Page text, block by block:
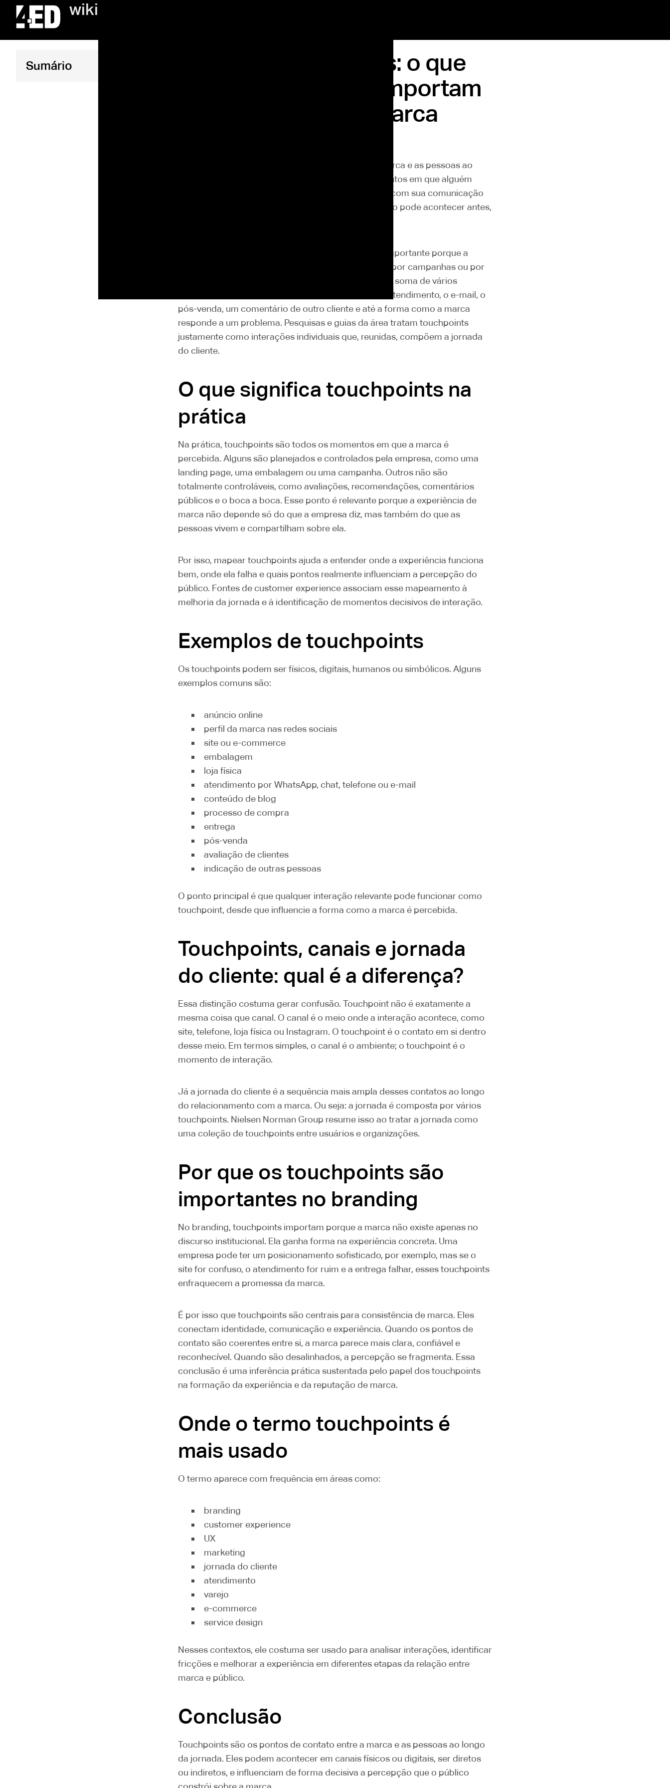
wiki
Sumário
O que é Touchpoints: o que
são e por que eles importam
na experiência de marca
Touchpoints são os pontos de contato entre uma marca e as pessoas ao
longo da jornada. Em outras palavras, são os momentos em que alguém
entra em contato com a empresa, com seu produto, com sua comunicação
ou com sua experiência de atendimento. Esse contato pode acontecer antes,
No branding e na experiência do cliente, o termo é importante porque a
percepção sobre uma marca não é formada apenas por campanhas ou por
um único momento de compra. Ela é construída pela soma de vários
contatos: um anúncio, o site, a embalagem, a loja, o atendimento, o e-mail, o
pós-venda, um comentário de outro cliente e até a forma como a marca
responde a um problema. Pesquisas e guias da área tratam touchpoints
justamente como interações individuais que, reunidas, compõem a jornada
do cliente.
O que significa touchpoints na
prática
Na prática, touchpoints são todos os momentos em que a marca é
percebida. Alguns são planejados e controlados pela empresa, como uma
landing page, uma embalagem ou uma campanha. Outros não são
totalmente controláveis, como avaliações, recomendações, comentários
públicos e o boca a boca. Esse ponto é relevante porque a experiência de
marca não depende só do que a empresa diz, mas também do que as
pessoas vivem e compartilham sobre ela.
Por isso, mapear touchpoints ajuda a entender onde a experiência funciona
bem, onde ela falha e quais pontos realmente influenciam a percepção do
público. Fontes de customer experience associam esse mapeamento à
melhoria da jornada e à identificação de momentos decisivos de interação.
Exemplos de touchpoints
Os touchpoints podem ser físicos, digitais, humanos ou simbólicos. Alguns
exemplos comuns são:
anúncio online
perfil da marca nas redes sociais
site ou e-commerce
embalagem
loja física
atendimento por WhatsApp, chat, telefone ou e-mail
conteúdo de blog
processo de compra
entrega
pós-venda
avaliação de clientes
indicação de outras pessoas
O ponto principal é que qualquer interação relevante pode funcionar como
touchpoint, desde que influencie a forma como a marca é percebida.
Touchpoints, canais e jornada
do cliente: qual é a diferença?
Essa distinção costuma gerar confusão. Touchpoint não é exatamente a
mesma coisa que canal. O canal é o meio onde a interação acontece, como
site, telefone, loja física ou Instagram. O touchpoint é o contato em si dentro
desse meio. Em termos simples, o canal é o ambiente; o touchpoint é o
momento de interação.
Já a jornada do cliente é a sequência mais ampla desses contatos ao longo
do relacionamento com a marca. Ou seja: a jornada é composta por vários
touchpoints. Nielsen Norman Group resume isso ao tratar a jornada como
uma coleção de touchpoints entre usuários e organizações.
Por que os touchpoints são
importantes no branding
No branding, touchpoints importam porque a marca não existe apenas no
discurso institucional. Ela ganha forma na experiência concreta. Uma
empresa pode ter um posicionamento sofisticado, por exemplo, mas se o
site for confuso, o atendimento for ruim e a entrega falhar, esses touchpoints
enfraquecem a promessa da marca.
É por isso que touchpoints são centrais para consistência de marca. Eles
conectam identidade, comunicação e experiência. Quando os pontos de
contato são coerentes entre si, a marca parece mais clara, confiável e
reconhecível. Quando são desalinhados, a percepção se fragmenta. Essa
conclusão é uma inferência prática sustentada pelo papel dos touchpoints
na formação da experiência e da reputação de marca.
Onde o termo touchpoints é
mais usado
O termo aparece com frequência em áreas como:
branding
customer experience
UX
marketing
jornada do cliente
atendimento
varejo
e-commerce
service design
Nesses contextos, ele costuma ser usado para analisar interações, identificar
fricções e melhorar a experiência em diferentes etapas da relação entre
marca e público.
Conclusão
Touchpoints são os pontos de contato entre a marca e as pessoas ao longo
da jornada. Eles podem acontecer em canais físicos ou digitais, ser diretos
ou indiretos, e influenciam de forma decisiva a percepção que o público